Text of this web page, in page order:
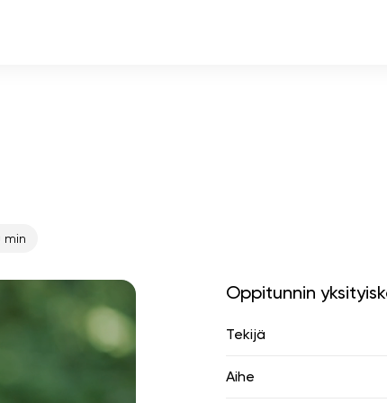
min
Oppitunnin
Tekijä
Aihe